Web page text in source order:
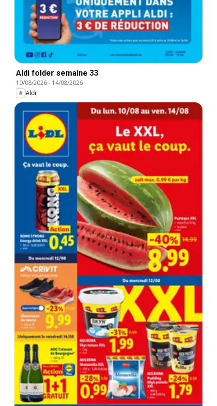
Aldi folder semaine 33
10/08/2026- 14/08/2026
Aldi